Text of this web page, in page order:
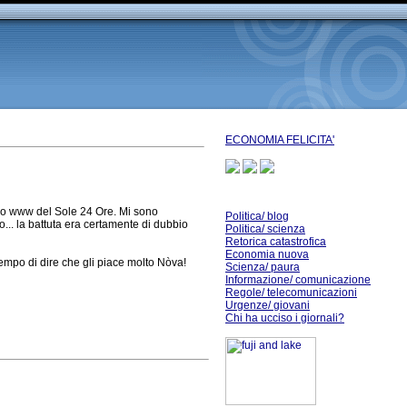
www del Sole 24 Ore. Mi sono
la battuta era certamente di dubbio
di dire che gli piace molto Nòva!
ECONOMIA FELICITA'
Politica/ blog
Politica/ scienza
Retorica catastrofica
Economia nuova
Scienza/ paura
Informazione/ comunicazione
Regole/ telecomunicazioni
Urgenze/ giovani
Chi ha ucciso i giornali?